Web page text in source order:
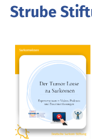
Strube